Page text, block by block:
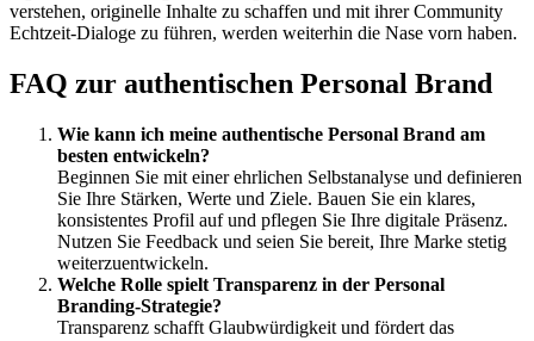
verstehen, originelle Inhalte zu schaffen und mit ihrer Community
Echtzeit-Dialoge zu führen, werden weiterhin die Nase vorn haben.
FAQ zur authentischen Personal Brand
Wie kann ich meine authentische Personal Brand am
besten entwickeln?
Beginnen Sie mit einer ehrlichen Selbstanalyse und definieren
Sie Ihre Stärken, Werte und Ziele. Bauen Sie ein klares,
konsistentes Profil auf und pflegen Sie Ihre digitale Präsenz.
Nutzen Sie Feedback und seien Sie bereit, Ihre Marke stetig
weiterzuentwickeln.
Welche Rolle spielt Transparenz in der Personal
Branding-Strategie?
Transparenz schafft Glaubwürdigkeit und fördert das